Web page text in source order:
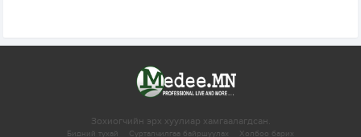
Зохиогчийн эрх хуулиар хамгаалагдсан.
Бидний тухай Сурталчилгаа байршуулах Холбоо барих